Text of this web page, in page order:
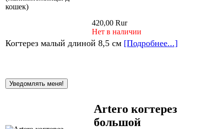
420,00 Rur
Нет в наличии
Когтерез малый длиной 8,5 см [Подробнее...]
Artero когтерез
большой